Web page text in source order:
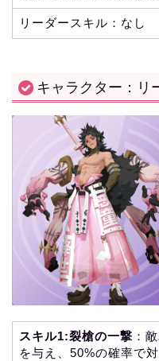
リーダースキル：なし
キャラクター：リ
スキル1:裂槍の一撃 ：
を与え、50%の確率で